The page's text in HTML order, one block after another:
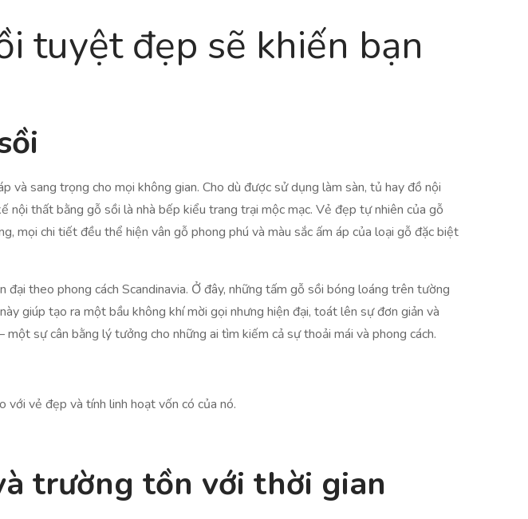
tuyệt đẹp sẽ khiến bạn
sang trọng cho mọi không gian. Cho dù được sử dụng làm sàn, tủ hay đồ nội
thất bằng gỗ sồi là nhà bếp kiểu trang trại mộc mạc. Vẻ đẹp tự nhiên của gỗ
mọi chi tiết đều thể hiện vân gỗ phong phú và màu sắc ấm áp của loại gỗ đặc biệt
theo phong cách Scandinavia. Ở đây, những tấm gỗ sồi bóng loáng trên tường
giúp tạo ra một bầu không khí mời gọi nhưng hiện đại, toát lên sự đơn giản và
sự cân bằng lý tưởng cho những ai tìm kiếm cả sự thoải mái và phong cách.
vẻ đẹp và tính linh hoạt vốn có của nó.
trường tồn với thời gian